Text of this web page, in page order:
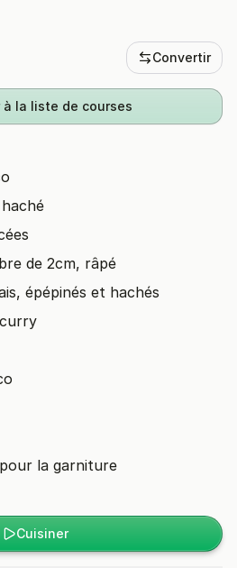
Convertir
la liste de courses
de 2cm, râpé
épépinés et hachés
la garniture
Cuisiner